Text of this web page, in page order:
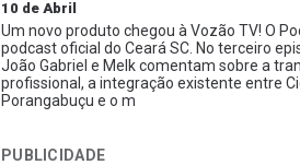
10 de Abril
Um novo produto chegou à Vozão TV! O
podcast oficial do Ceará SC. No terceiro
João Gabriel e Melk comentam sobre a
profissional, a integração existente entre
Porangabuçu e o m
PUBLICIDADE